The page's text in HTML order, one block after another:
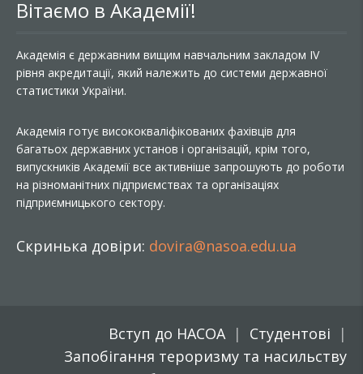
Вітаємо в Академії!
Академія є державним вищим навчальним закладом IV
рівня акредитації, який належить до системи державної
статистики України.
Академія готує висококваліфікованих фахівців для
багатьох державних установ і організацій, крім того,
випускників Академії все активніше запрошують до роботи
на різноманітних підприємствах та організаціях
підприємницького сектору.
Скринька довіри: dovira@nasoa.edu.ua
Вступ до НАСОА
Студентові
Запобігання тероризму та насильству